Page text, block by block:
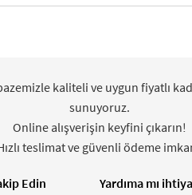
kaliteli ve uygun fiyatlı
sunuyoruz.
Online alışverişin keyfini çıkarın!
teslimat ve güvenli ödeme
Edin Yardıma mı